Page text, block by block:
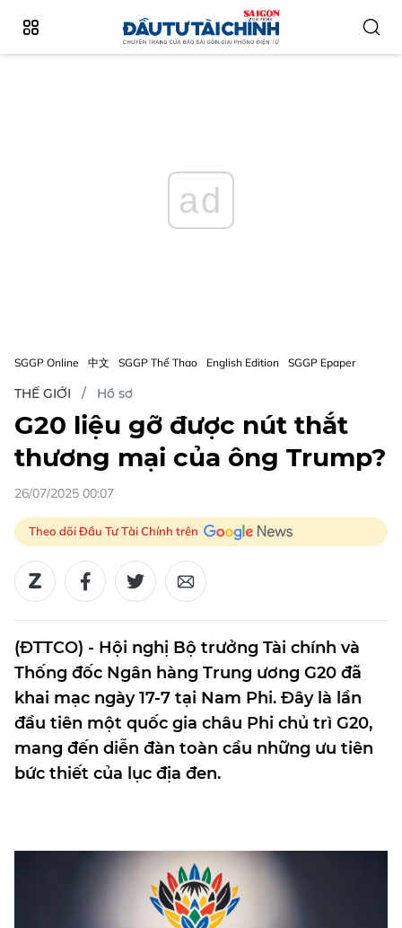
ad
SGGP Online 中文 SGGP Thể Thao English Edition SGGP Epaper
THẾ GIỚI Hồ sơ
G20 liệu gỡ được nút thắt
thương mại của ông Trump?
26/07/2025 00:07
Theo dõi Đầu Tư Tài Chính trên
(ĐTTCO) - Hội nghị Bộ trưởng Tài chính và
Thống đốc Ngân hàng Trung ương G20 đã
khai mạc ngày 17-7 tại Nam Phi. Đây là lần
đầu tiên một quốc gia châu Phi chủ trì G20,
mang đến diễn đàn toàn cầu những ưu tiên
bức thiết của lục địa đen.